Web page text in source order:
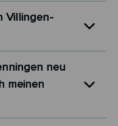
Villingen-
neu
meinen